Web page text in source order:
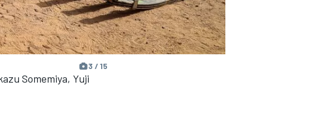
3 / 15
Somemiya, Yuji